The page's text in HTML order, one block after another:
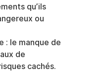
qu’ils
ou
: le manque de
de
cachés.